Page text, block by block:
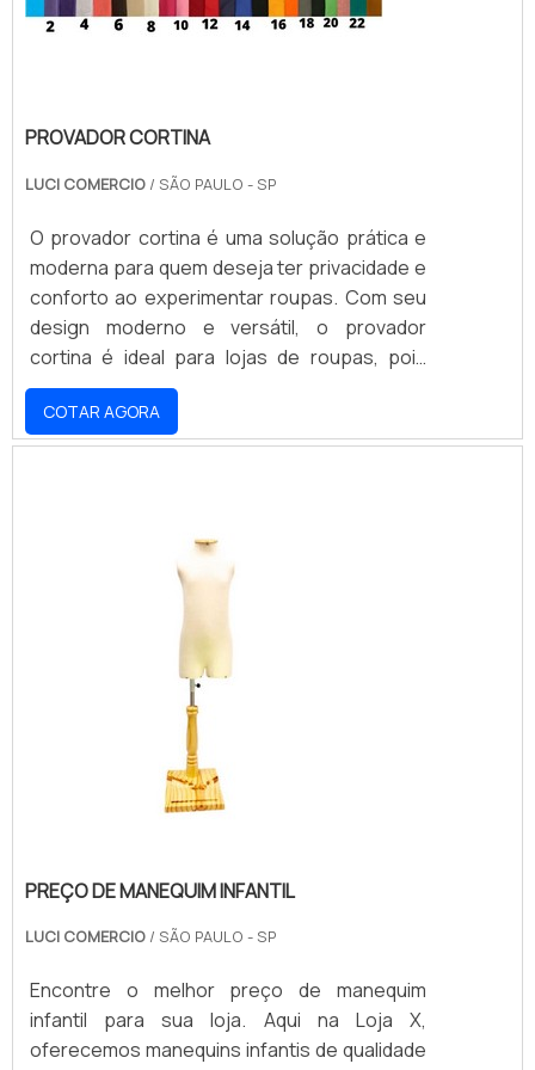
PROVADOR CORTINA
LUCI COMERCIO / SÃO PAULO - SP
O provador cortina é uma solução prática e
moderna para quem deseja ter privacidade e
conforto ao experimentar roupas. Com seu
design moderno e versátil, o provador
cortina é ideal para lojas de roupas, pois
oferece aos clientes um ambiente seguro e
aconchegante para experimentar as peças.
Além disso, o provador cortina é fácil de
COTAR AGORA
PREÇO DE MANEQUIM INFANTIL
LUCI COMERCIO / SÃO PAULO - SP
Encontre o melhor preço de manequim
infantil para sua loja. Aqui na Loja X,
oferecemos manequins infantis de qualidade